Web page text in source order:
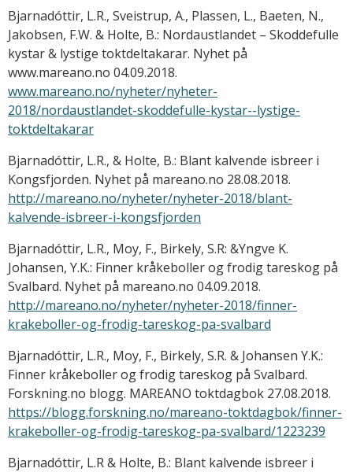
Bjarnadóttir, L.R., Sveistrup, A., Plassen, L., Baeten, N.,
Jakobsen, F.W. & Holte, B.: Nordaustlandet – Skoddefulle
kystar & lystige toktdeltakarar. Nyhet på
www.mareano.no 04.09.2018.
www.mareano.no/nyheter/nyheter-
2018/nordaustlandet-skoddefulle-kystar--lystige-
toktdeltakarar
Bjarnadóttir, L.R., & Holte, B.: Blant kalvende isbreer i
Kongsfjorden. Nyhet på mareano.no 28.08.2018.
http://mareano.no/nyheter/nyheter-2018/blant-
kalvende-isbreer-i-kongsfjorden
Bjarnadóttir, L.R., Moy, F., Birkely, S.R: &Yngve K.
Johansen, Y.K.: Finner kråkeboller og frodig tareskog på
Svalbard. Nyhet på mareano.no 04.09.2018.
http://mareano.no/nyheter/nyheter-2018/finner-
krakeboller-og-frodig-tareskog-pa-svalbard
Bjarnadóttir, L.R., Moy, F., Birkely, S.R. & Johansen Y.K.:
Finner kråkeboller og frodig tareskog på Svalbard.
Forskning.no blogg. MAREANO toktdagbok 27.08.2018.
https://blogg.forskning.no/mareano-toktdagbok/finner-
krakeboller-og-frodig-tareskog-pa-svalbard/1223239
Bjarnadóttir, L.R & Holte, B.: Blant kalvende isbreer i